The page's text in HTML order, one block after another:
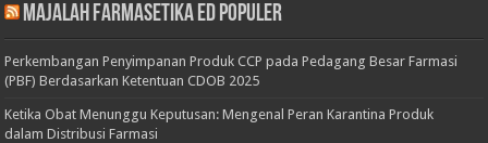
Majalah Farmasetika Ed Populer
Perkembangan Penyimpanan Produk CCP pada Pedagang Besar Farmasi
(PBF) Berdasarkan Ketentuan CDOB 2025
Ketika Obat Menunggu Keputusan: Mengenal Peran Karantina Produk
dalam Distribusi Farmasi